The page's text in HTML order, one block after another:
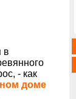
в
- как
доме